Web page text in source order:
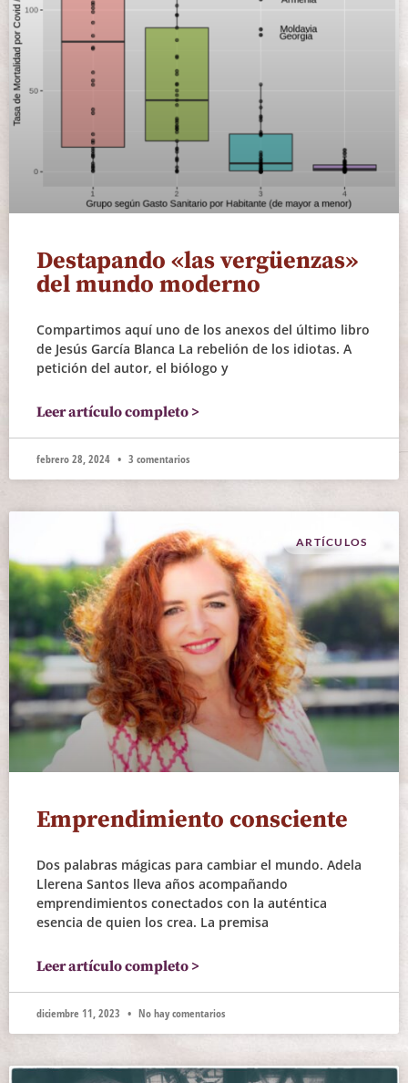
Destapando «las vergüenzas»
del mundo moderno
Compartimos aquí uno de los anexos del último libro
de Jesús García Blanca La rebelión de los idiotas. A
petición del autor, el biólogo y
Leer artículo completo >
febrero 28, 2024 3 comentarios
ARTÍCULOS
Emprendimiento consciente
Dos palabras mágicas para cambiar el mundo. Adela
Llerena Santos lleva años acompañando
emprendimientos conectados con la auténtica
esencia de quien los crea. La premisa
Leer artículo completo >
diciembre 11, 2023 No hay comentarios